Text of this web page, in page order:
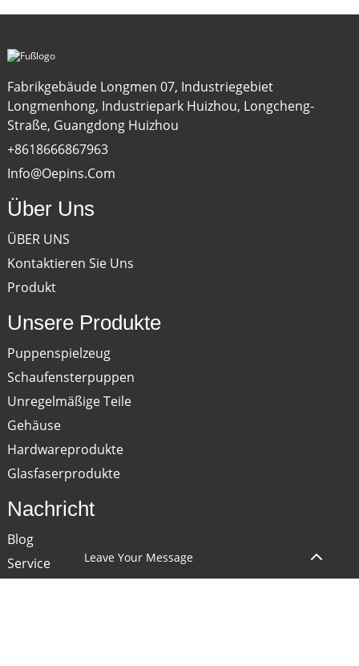
Fabrikgebäude Longmen 07, Industriegebiet
Longmenhong, Industriepark Huizhou, Longcheng-
Straße, Guangdong Huizhou
+8618666867963
Info@oepins.com
Über Uns
ÜBER UNS
Kontaktieren Sie Uns
Produkt
Unsere Produkte
Puppenspielzeug
Schaufensterpuppen
Unregelmäßige Teile
Gehäuse
Hardwareprodukte
Glasfaserprodukte
Nachricht
Blog
Service
Leave Your Message